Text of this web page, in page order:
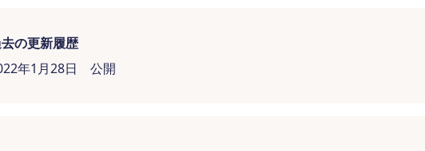
の更新履歴
年1月28日 公開